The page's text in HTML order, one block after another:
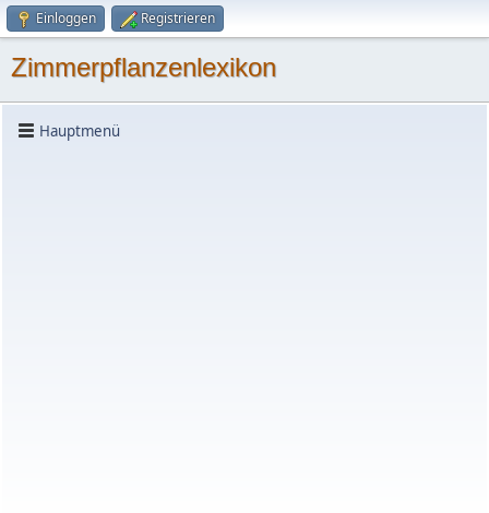
Einloggen Registrieren
Zimmerpflanzenlexikon
Hauptmenü